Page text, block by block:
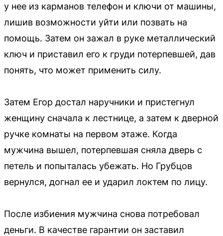
у нее из карманов телефон и ключи от машины,
лишив возможности уйти или позвать на
помощь. Затем он зажал в руке металлический
ключ и приставил его к груди потерпевшей, дав
понять, что может применить силу.
Затем Егор достал наручники и пристегнул
женщину сначала к лестнице, а затем к дверной
ручке комнаты на первом этаже. Когда
мужчина вышел, потерпевшая сняла дверь с
петель и попыталась убежать. Но Грубцов
вернулся, догнал ее и ударил локтем по лицу.
После избиения мужчина снова потребовал
деньги. В качестве гарантии он заставил